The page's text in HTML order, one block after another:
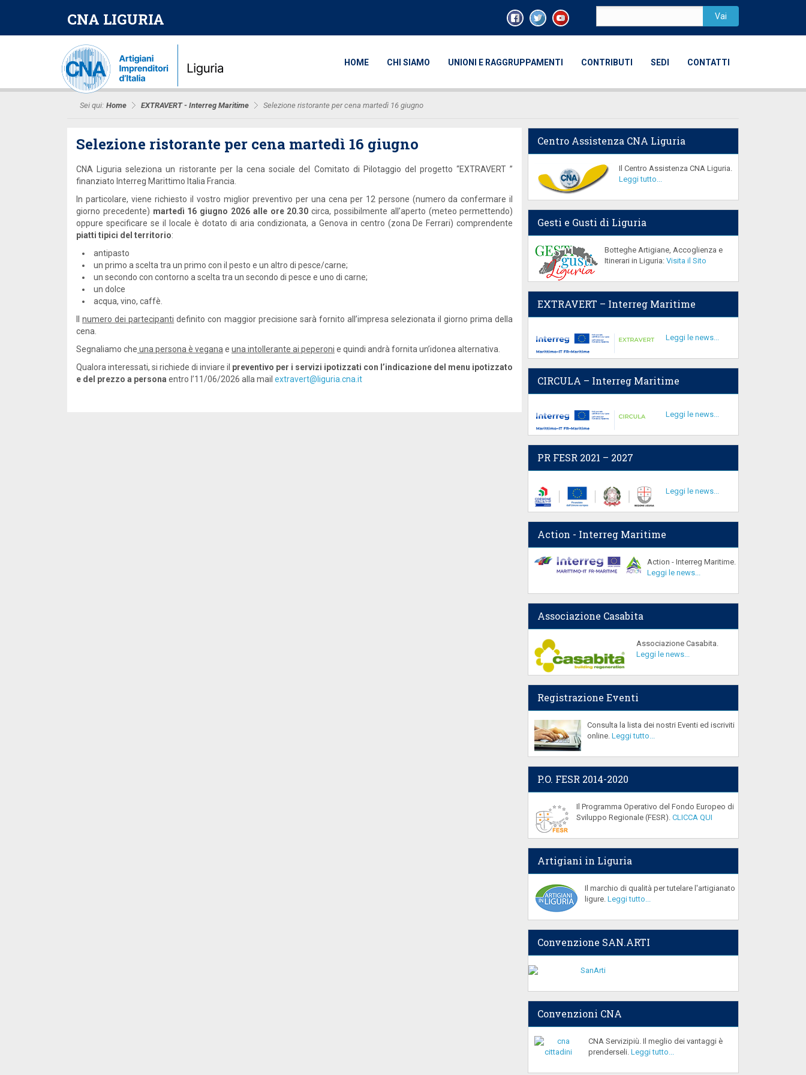
CNA LIGURIA
HOME CHI SIAMO UNIONI E RAGGRUPPAMENTI CONTRIBUTI SEDI CONTATTI
Sei qui: Home EXTRAVERT - Interreg Maritime Selezione ristorante per cena martedì 16 giugno
Selezione ristorante per cena martedì 16 giugno
CNA Liguria seleziona un ristorante per la cena sociale del Comitato di Pilotaggio del progetto “EXTRAVERT ”
finanziato Interreg Marittimo Italia Francia.
In particolare, viene richiesto il vostro miglior preventivo per una cena per 12 persone (numero da confermare il
giorno precedente) martedì 16 giugno 2026 alle ore 20.30 circa, possibilmente all’aperto (meteo permettendo)
oppure specificare se il locale è dotato di aria condizionata, a Genova in centro (zona De Ferrari) comprendente
piatti tipici del territorio:
antipasto
un primo a scelta tra un primo con il pesto e un altro di pesce/carne;
un secondo con contorno a scelta tra un secondo di pesce e uno di carne;
un dolce
acqua, vino, caffè.
Ilnumero dei partecipanti definito con maggior precisione sarà fornito all’impresa selezionata il giorno prima della
cena.
Segnaliamo che una persona è vegana e una intollerante ai peperoni e quindi andrà fornita un’idonea alternativa.
Qualora interessati, si richiede di inviare il preventivo per i servizi ipotizzati con l’indicazione del menu ipotizzato
e del prezzo a persona entro l’11/06/2026 alla mail extravert@liguria.cna.it
Centro Assistenza CNA Liguria
Il Centro Assistenza CNA Liguria.
Leggi tutto...
Gesti e Gusti di Liguria
Botteghe Artigiane, Accoglienza e
Itinerari in Liguria:Visita il Sito
EXTRAVERT – Interreg Maritime
Leggi le news...
CIRCULA – Interreg Maritime
Leggi le news...
PR FESR 2021 – 2027
Leggi le news...
Action - Interreg Maritime
Action - Interreg Maritime.
Leggi le news...
Associazione Casabita
Associazione Casabita.
Leggi le news...
Registrazione Eventi
Consulta la lista dei nostri Eventi ed iscriviti
online.Leggi tutto...
P.O. FESR 2014-2020
Il Programma Operativo del Fondo Europeo di
Sviluppo Regionale (FESR).CLICCA QUI
Artigiani in Liguria
Il marchio di qualità per tutelare l'artigianato
ligure.Leggi tutto...
Convenzione SAN.ARTI
Convenzioni CNA
CNA Servizipiù. Il meglio dei vantaggi è
prenderseli.Leggi tutto...